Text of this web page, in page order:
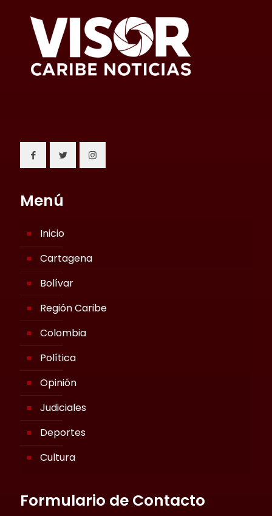
Menú
Inicio
Cartagena
Bolívar
Región Caribe
Colombia
Política
Opinión
Judiciales
Deportes
Cultura
Formulario de Contacto